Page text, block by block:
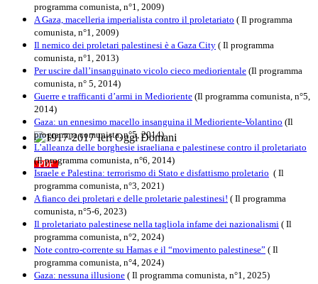
1917-2017 Ieri Oggi Domani
PDF Quaderno n°9
programma comunista, n°1, 2009)
A Gaza, macelleria imperialista contro il proletariato ( Il programma
comunista, n°1, 2009)
Il nemico dei proletari palestinesi è a Gaza City ( Il programma
comunista, n°1, 2013)
Per uscire dall’insanguinato vicolo cieco mediorientale (Il programma
comunista, n° 5, 2014)
Guerre e trafficanti d’armi in Medioriente (Il programma comunista, n°5,
2014)
Gaza: un ennesimo macello insanguina il Medioriente-Volantino (Il
programma comunista, n°5, 2014)
L’alleanza delle borghesie israeliana e palestinese contro il proletariato
(Il programma comunista, n°6, 2014)
Israele e Palestina: terrorismo di Stato e disfattismo proletario ( Il
programma comunista, n°3, 2021)
A fianco dei proletari e delle proletarie palestinesi! ( Il programma
comunista, n°5-6, 2023)
Il proletariato palestinese nella tagliola infame dei nazionalismi ( Il
programma comunista, n°2, 2024)
Note contro-corrente su Hamas e il “movimento palestinese” ( Il
programma comunista, n°4, 2024)
Gaza: nessuna illusione ( Il programma comunista, n°1, 2025)